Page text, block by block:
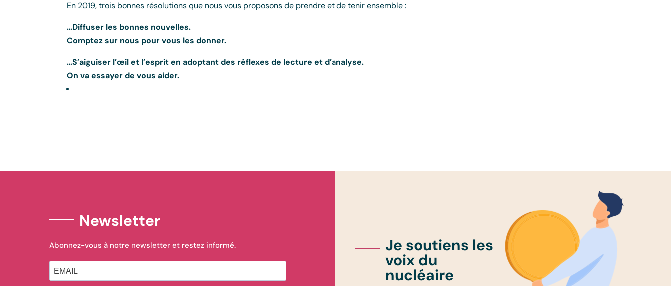
En 2019, trois bonnes résolutions que nous vous proposons de prendre et de tenir ensemble :
…Diffuser les bonnes nouvelles.
Comptez sur nous pour vous les donner.
…S’aiguiser l’œil et l’esprit en adoptant des réflexes de lecture et d’analyse.
On va essayer de vous aider.
Newsletter
Abonnez-vous à notre newsletter et restez informé. Je soutiens les
voix du
nucléaire